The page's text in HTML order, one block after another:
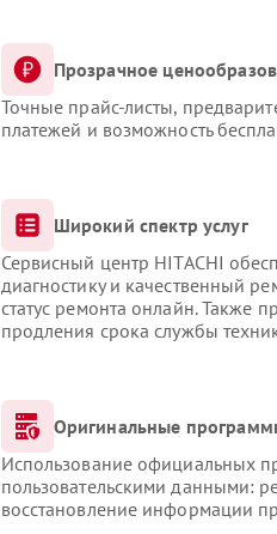
Прозрачное
Точные прайс-листы,
платежей и возможность
Широкий спектр услуг
Сервисный центр HITACHI
диагностику и качественный
статус ремонта онлайн. Также
продления срока службы
Оригинальные
Использование официальных
пользовательскими данными:
восстановление информации